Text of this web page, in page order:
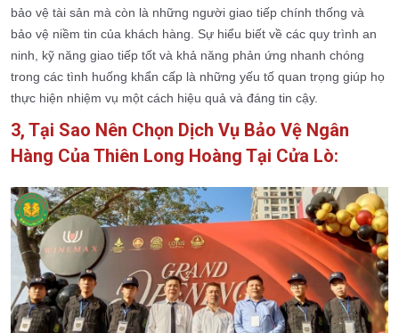
bảo vệ tài sản mà còn là những người giao tiếp chính thống và
bảo vệ niềm tin của khách hàng. Sự hiểu biết về các quy trình an
ninh, kỹ năng giao tiếp tốt và khả năng phản ứng nhanh chóng
trong các tình huống khẩn cấp là những yếu tố quan trọng giúp họ
thực hiện nhiệm vụ một cách hiệu quả và đáng tin cậy.
3, Tại Sao Nên Chọn Dịch Vụ Bảo Vệ Ngân
Hàng Của Thiên Long Hoàng Tại Cửa Lò: